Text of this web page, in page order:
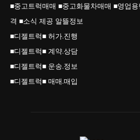
■중고트럭매매 ■중고화물차매매 ■영업
격 ■소식 제공 알뜰정보
■디젤트럭■ 허가.진행
■디젤트럭■ 계약.상담
■디젤트럭■ 운송.정보
■디젤트럭■ 매매.매입